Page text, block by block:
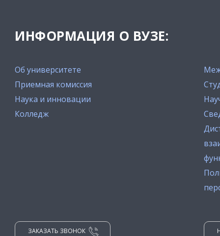
ИНФОРМАЦИЯ О ВУЗЕ:
Об университете
Приемная комиссия
Наука и инновации
Колледж
ЗАКАЗАТЬ ЗВОНОК